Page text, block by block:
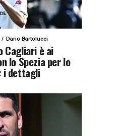
Dario Bartolucci
Cagliari è ai
lo Spezia per lo
i dettagli